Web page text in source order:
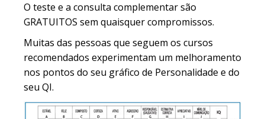
O teste e a consulta complementar são
GRATUITOS sem quaisquer compromissos.
Muitas das pessoas que seguem os cursos
recomendados experimentam um melhoramento
nos pontos do seu gráfico de Personalidade e do
seu QI.